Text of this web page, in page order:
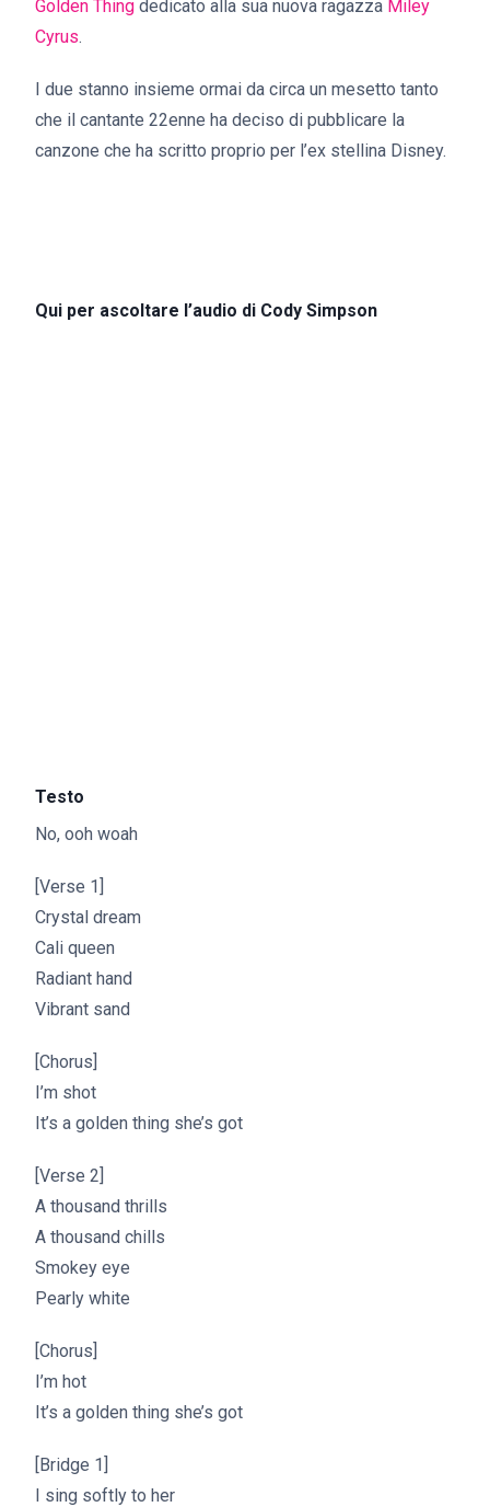
Golden Thing dedicato alla sua nuova ragazza Miley
Cyrus.
I due stanno insieme ormai da circa un mesetto tanto
che il cantante 22enne ha deciso di pubblicare la
canzone che ha scritto proprio per l’ex stellina Disney.
Qui per ascoltare l’audio di Cody Simpson
Testo
No, ooh woah
[Verse 1]
Crystal dream
Cali queen
Radiant hand
Vibrant sand
[Chorus]
I’m shot
It’s a golden thing she’s got
[Verse 2]
A thousand thrills
A thousand chills
Smokey eye
Pearly white
[Chorus]
I’m hot
It’s a golden thing she’s got
[Bridge 1]
I sing softly to her